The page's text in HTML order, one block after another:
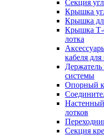
Секция
Крышка
Крышка
Крышка Т-
лотка
кабеля
Держатель
системы
Опорный
лотков
Секция